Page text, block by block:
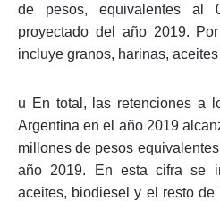
de pesos, equivalentes al
proyectado del año 2019.
incluye granos, harinas,
u En total, las retenciones a
Argentina en el año 2019
millones de pesos
año 2019. En esta cifra se
aceites, biodiesel y el resto